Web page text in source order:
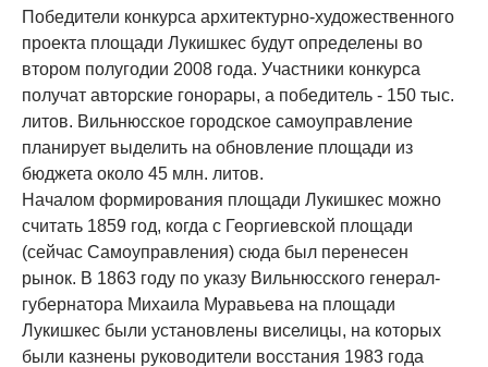
Победители конкурса архитектурно-художественного
проекта площади Лукишкес будут определены во
втором полугодии 2008 года. Участники конкурса
получат авторские гонорары, а победитель - 150 тыс.
литов. Вильнюсское городское самоуправление
планирует выделить на обновление площади из
бюджета около 45 млн. литов.
Началом формирования площади Лукишкес можно
считать 1859 год, когда с Георгиевской площади
(сейчас Самоуправления) сюда был перенесен
рынок. В 1863 году по указу Вильнюсского генерал-
губернатора Михаила Муравьева на площади
Лукишкес были установлены виселицы, на которых
были казнены руководители восстания 1983 года